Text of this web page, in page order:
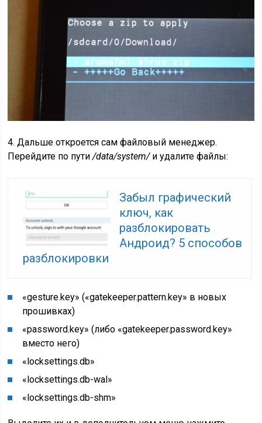
4. Дальше откроется сам файловый менеджер.
Перейдите по пути/data/system/и удалите файлы:
Забыл графический
ключ, как
разблокировать
Андроид? 5 способов
разблокировки
«gesture.key» («gatekeeper.pattern.key» в новых
прошивках)
«password.key» (либо «gatekeeper.password.key»
вместо него)
«locksettings.db»
«locksettings.db-wal»
«locksettings.db-shm»